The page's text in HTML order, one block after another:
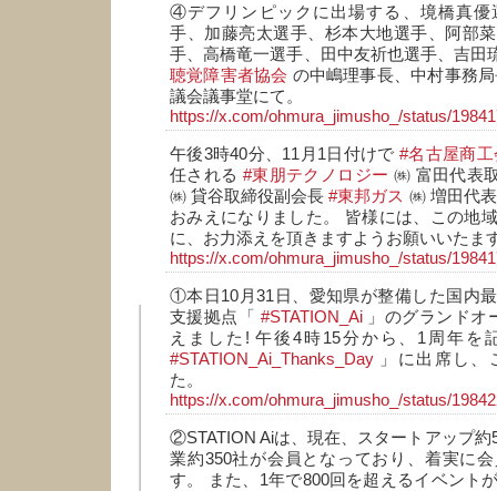
④デフリンピックに出場する、境橋真優
手、加藤亮太選手、杉本大地選手、阿部
手、高橋竜一選手、田中友祈也選手、吉田
聴覚障害者協会 の中嶋理事長、中村事務
議会議事堂にて。
https://x.com/ohmura_jimusho_/status/
午後3時40分、11月1日付けで #名古屋商
任される #東朋テクノロジー ㈱ 富田代表
㈱ 貸谷取締役副会長#東邦ガス ㈱ 増田代
おみえになりました。 皆様には、この地
に、お力添えを頂きますようお願いいたま
https://x.com/ohmura_jimusho_/status/
①本日10月31日、愛知県が整備した国内
支援拠点「 #STATION_Ai」のグランドオ
えました! 午後4時15分から、1周年を
#STATION_Ai_Thanks_Day 」に出席し、
た。
https://x.com/ohmura_jimusho_/status/
②STATION Aiは、現在、スタートアップ約
業約350社が会員となっており、着実に
す。 また、1年で800回を超えるイベント